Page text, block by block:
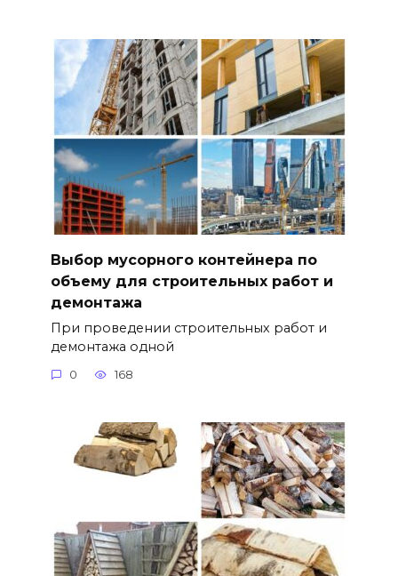
Выбор мусорного контейнера по
объему для строительных работ и
демонтажа
При проведении строительных работ и
демонтажа одной
0 168